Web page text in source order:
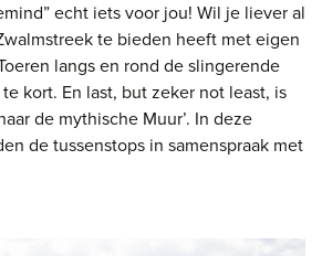
echt iets voor jou! Wil je liever al
te bieden heeft met eigen
langs en rond de slingerende
kort. En last, but zeker not least, is
de mythische Muur’. In deze
de tussenstops in samenspraak met